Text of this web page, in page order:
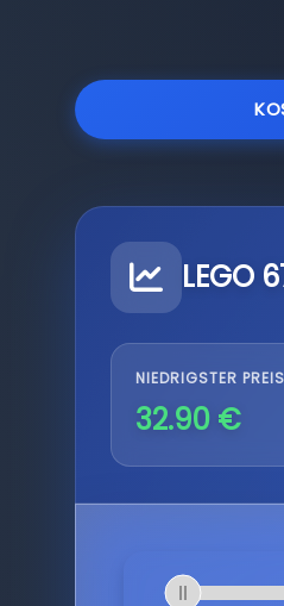
LEGO
NIEDRIGSTER PREIS
32.90 €